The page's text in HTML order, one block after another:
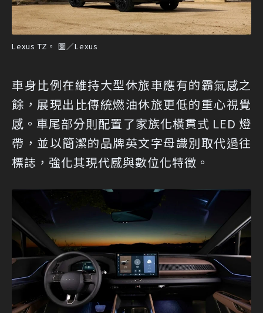
Lexus TZ。 圖／Lexus
車身比例在維持大型休旅車應有的霸氣感之
餘，展現出比傳統燃油休旅更低的重心視覺
感。車尾部分則配置了家族化橫貫式 LED 燈
帶，並以簡潔的品牌英文字母識別取代過往
標誌，強化其現代感與數位化特徵。